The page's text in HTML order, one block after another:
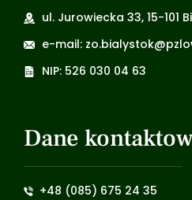
ul. Jurowiecka 33, 15-101
e-mail:
NIP: 526 030 04 63
Dane
+48 (085) 675 24 35